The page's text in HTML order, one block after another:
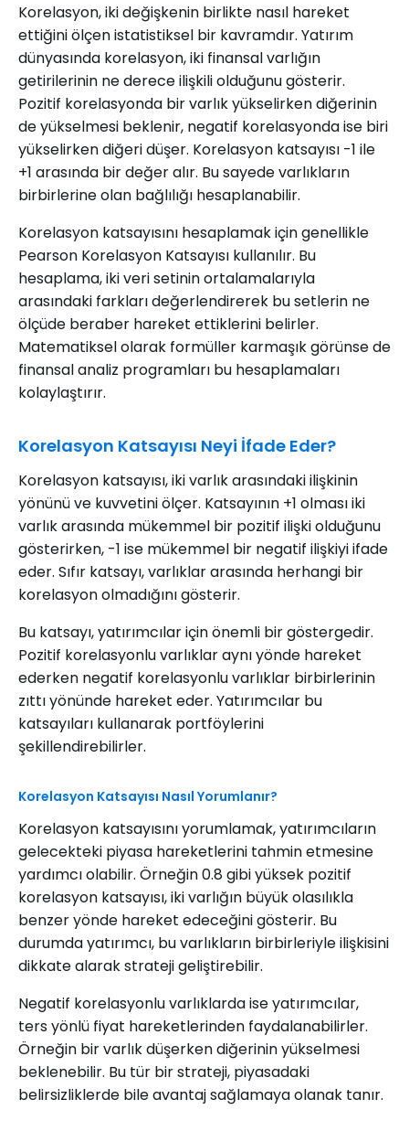
Korelasyon, iki değişkenin birlikte nasıl hareket
ettiğini ölçen istatistiksel bir kavramdır. Yatırım
dünyasında korelasyon, iki finansal varlığın
getirilerinin ne derece ilişkili olduğunu gösterir.
Pozitif korelasyonda bir varlık yükselirken diğerinin
de yükselmesi beklenir, negatif korelasyonda ise biri
yükselirken diğeri düşer. Korelasyon katsayısı -1 ile
+1 arasında bir değer alır. Bu sayede varlıkların
birbirlerine olan bağlılığı hesaplanabilir.
Korelasyon katsayısını hesaplamak için genellikle
Pearson Korelasyon Katsayısı kullanılır. Bu
hesaplama, iki veri setinin ortalamalarıyla
arasındaki farkları değerlendirerek bu setlerin ne
ölçüde beraber hareket ettiklerini belirler.
Matematiksel olarak formüller karmaşık görünse de
finansal analiz programları bu hesaplamaları
kolaylaştırır.
Korelasyon Katsayısı Neyi İfade Eder?
Korelasyon katsayısı, iki varlık arasındaki ilişkinin
yönünü ve kuvvetini ölçer. Katsayının +1 olması iki
varlık arasında mükemmel bir pozitif ilişki olduğunu
gösterirken, -1 ise mükemmel bir negatif ilişkiyi ifade
eder. Sıfır katsayı, varlıklar arasında herhangi bir
korelasyon olmadığını gösterir.
Bu katsayı, yatırımcılar için önemli bir göstergedir.
Pozitif korelasyonlu varlıklar aynı yönde hareket
ederken negatif korelasyonlu varlıklar birbirlerinin
zıttı yönünde hareket eder. Yatırımcılar bu
katsayıları kullanarak portföylerini
şekillendirebilirler.
Korelasyon Katsayısı Nasıl Yorumlanır?
Korelasyon katsayısını yorumlamak, yatırımcıların
gelecekteki piyasa hareketlerini tahmin etmesine
yardımcı olabilir. Örneğin 0.8 gibi yüksek pozitif
korelasyon katsayısı, iki varlığın büyük olasılıkla
benzer yönde hareket edeceğini gösterir. Bu
durumda yatırımcı, bu varlıkların birbirleriyle ilişkisini
dikkate alarak strateji geliştirebilir.
Negatif korelasyonlu varlıklarda ise yatırımcılar,
ters yönlü fiyat hareketlerinden faydalanabilirler.
Örneğin bir varlık düşerken diğerinin yükselmesi
beklenebilir. Bu tür bir strateji, piyasadaki
belirsizliklerde bile avantaj sağlamaya olanak tanır.